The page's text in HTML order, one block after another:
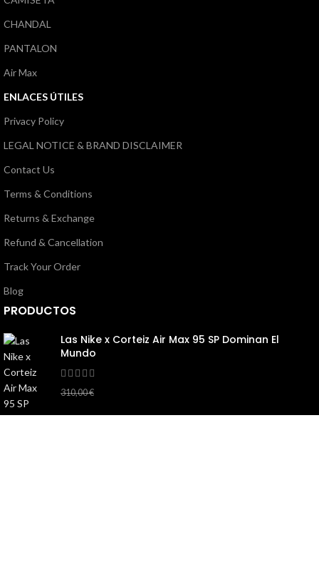
CHANDAL
PANTALON
Air Max
ENLACES ÚTILES
Privacy Policy
LEGAL NOTICE & BRAND DISCLAIMER
Contact Us
Terms & Conditions
Returns & Exchange
Refund & Cancellation
Track Your Order
Blog
PRODUCTOS
Las Nike x Corteiz Air Max 95 SP Dominan El
Mundo
310,00€